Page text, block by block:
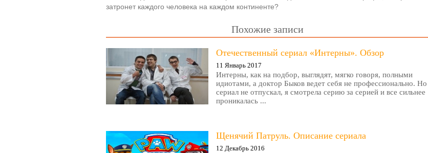
затронет каждого человека на каждом континенте?
Похожие записи
Отечественный сериал «Интерны». Обзор
11 Январь 2017
Интерны, как на подбор, выглядят, мягко говоря, полными
идиотами, а доктор Быков ведет себя не профессионально. Но
сериал не отпускал, я смотрела серию за серией и все сильнее
проникалась ...
Щенячий Патруль. Описание сериала
12 Декабрь 2016